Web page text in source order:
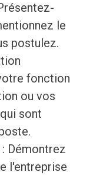
le
postulez.
fonction
ou vos
sont
Démontrez
l'entreprise